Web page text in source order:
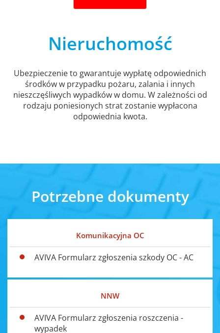
Nieruchomość
Ubezpieczenie to gwarantuje wypłatę odpowiednich
środków w przypadku pożaru, zalania i innych
nieszczęśliwych wypadków w domu. W zależności od
rodzaju poniesionych strat zostanie wypłacona
odpowiednia kwota.
Potrzebne dokumenty
Komunikacyjna OC
AVIVA Formularz zgłoszenia szkody OC - AC
NNW
AVIVA Formularz zgłoszenia roszczenia -
wypadek